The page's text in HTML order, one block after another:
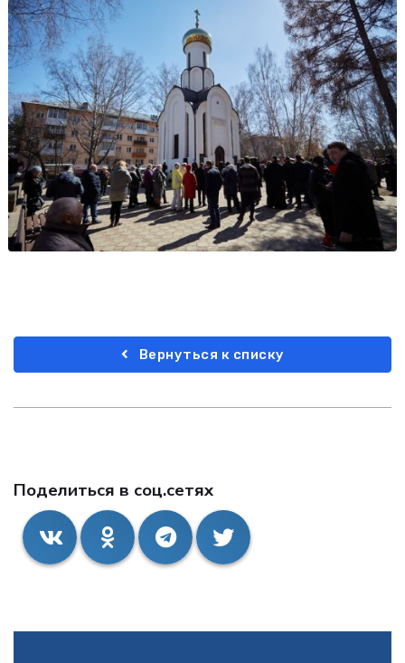
Поделиться в соц.сетях
Вернуться к списку